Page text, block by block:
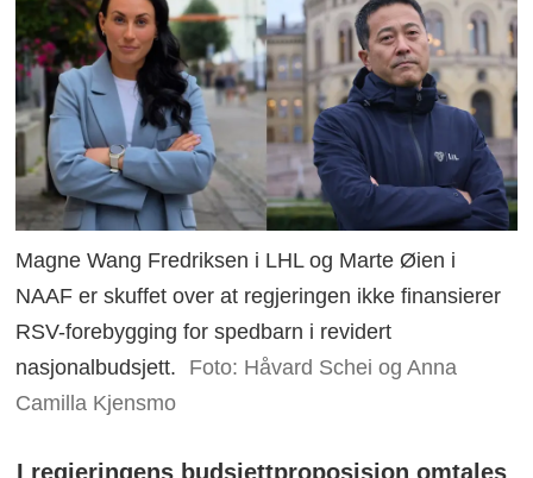
Magne Wang Fredriksen i LHL og Marte Øien i
NAAF er skuffet over at regjeringen ikke finansierer
RSV-forebygging for spedbarn i revidert
nasjonalbudsjett.
Foto: Håvard Schei og Anna
Camilla Kjensmo
I regjeringens budsjettproposisjon omtales